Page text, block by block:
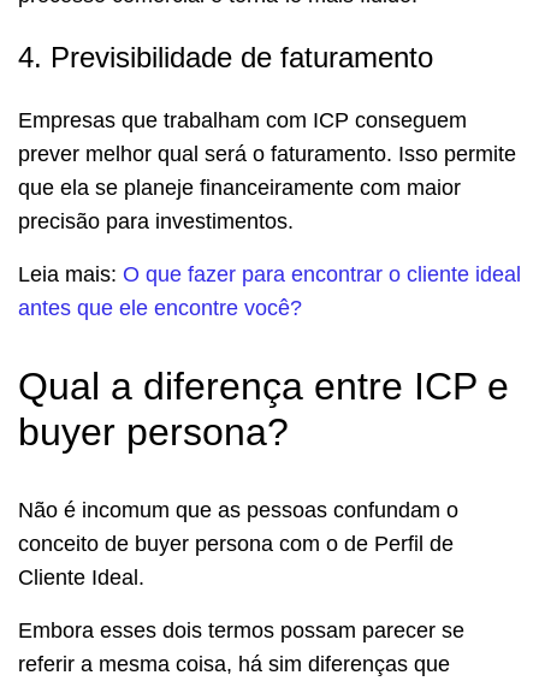
4. Previsibilidade de faturamento
Empresas que trabalham com ICP conseguem
prever melhor qual será o faturamento. Isso permite
que ela se planeje financeiramente com maior
precisão para investimentos.
Leia mais: O que fazer para encontrar o cliente ideal
antes que ele encontre você?
Qual a diferença entre ICP e
buyer persona?
Não é incomum que as pessoas confundam o
conceito de buyer persona com o de Perfil de
Cliente Ideal.
Embora esses dois termos possam parecer se
referir a mesma coisa, há sim diferenças que